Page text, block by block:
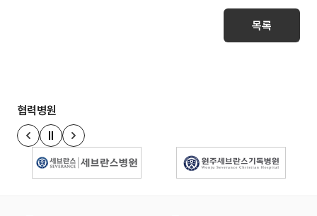
목록
협력병원
이전 슬라이드
정지
다음 슬라이드